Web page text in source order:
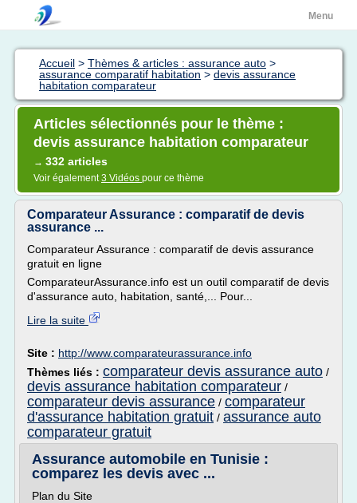
Menu
Accueil > Thèmes & articles : assurance auto >
assurance comparatif habitation > devis assurance
habitation comparateur
Articles sélectionnés pour le thème :
devis assurance habitation comparateur
→ 332 articles
Voir également3 Vidéos pour ce thème
Comparateur Assurance : comparatif de devis
assurance ...
Comparateur Assurance : comparatif de devis assurance
gratuit en ligne
ComparateurAssurance.info est un outil comparatif de devis
d'assurance auto, habitation, santé,... Pour...
Lire la suite
Site : http://www.comparateurassurance.info
Thèmes liés : comparateur devis assurance auto /
devis assurance habitation comparateur /
comparateur devis assurance / comparateur
d'assurance habitation gratuit / assurance auto
comparateur gratuit
Assurance automobile en Tunisie :
comparez les devis avec ...
Plan du Site